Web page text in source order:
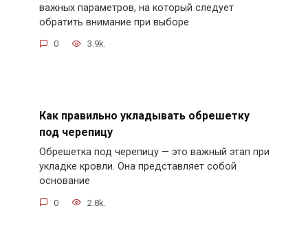
важных параметров, на который следует
обратить внимание при выборе
0 3.9k.
Как правильно укладывать обрешетку
под черепицу
Обрешетка под черепицу — это важный этап при
укладке кровли. Она представляет собой
основание
0 2.8k.